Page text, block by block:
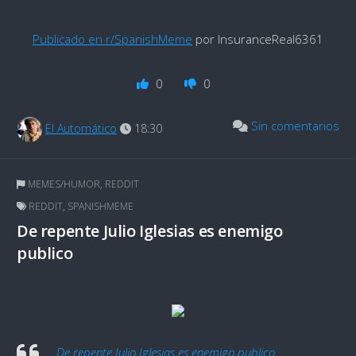
Publicado en r/SpanishMeme por InsuranceReal6361
0 0
El Automático 18:30 Sin comentarios
MEMES/HUMOR, REDDIT
REDDIT, SPANISHMEME
De repente Julio Iglesias es enemigo
publico
De repente Julio Iglesias es enemigo publico